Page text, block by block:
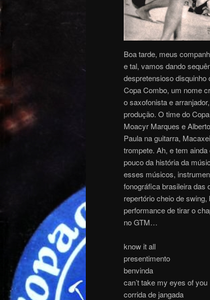
Boa tarde, meus
e tal, vamos dando
despretensioso
Copa Combo, um nome
o saxofonista e
produção. O time do
Moacyr Marques e
Paula na guitarra,
trompete. Ah, e tem
pouco da história da
esses músicos,
fonográfica brasileira das
repertório cheio de
performance de tirar o
no GTM…
know it all
presentimento
benvinda
can’t take my eyes of you
corrida de jangada